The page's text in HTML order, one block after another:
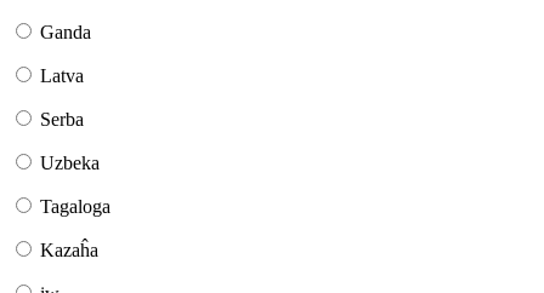
Ganda
Latva
Serba
Uzbeka
Tagaloga
Kazaĥa